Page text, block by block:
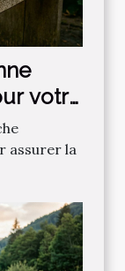
votre
assurer la